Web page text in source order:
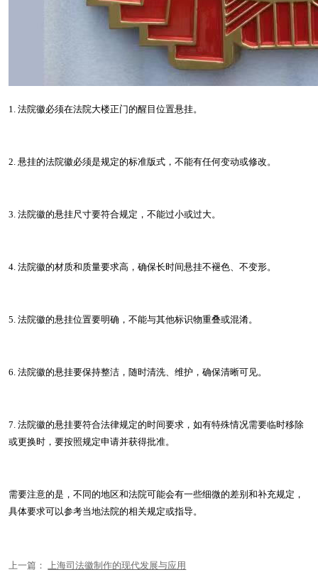
1. 法院徽必须在法院大楼正门的醒目位置悬挂。
2. 悬挂的法院徽必须是规定的标准版式，不能有任何变动或修改。
3. 法院徽的悬挂尺寸要符合规定，不能过小或过大。
4. 法院徽的材质和质量要求高，确保长时间悬挂不褪色、不变形。
5. 法院徽的悬挂位置要明确，不能与其他标识物重叠或混淆。
6. 法院徽的悬挂要保持整洁，随时清洗、维护，确保清晰可见。
7. 法院徽的悬挂要符合法律规定的时间要求，如有特殊情况需要临时移除
或更换时，要按照规定申请并获得批准。
需要注意的是，不同的地区和法院可能会有一些细微的差别和补充规定，
具体要求可以参考当地法院的相关规定或指导。
上一篇：上海司法徽制作的现代发展与应用